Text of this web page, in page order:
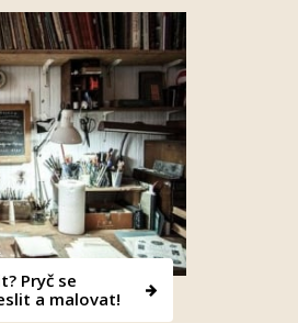
Pryč se
a malovat!